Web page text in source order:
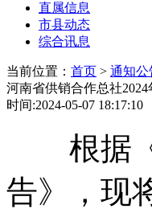
直属信息
市县动态
综合讯息
当前位置： 首页 > 通知公
河南省供销合作总社
时间:2024-05-07
根据《
告》，现